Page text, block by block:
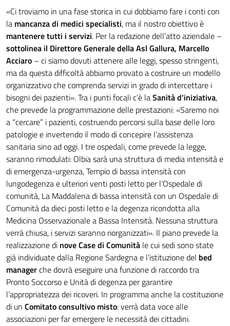
«Ci troviamo in una fase storica in cui dobbiamo fare i conti con
la mancanza di medici specialisti, ma il nostro obiettivo è
mantenere tutti i servizi. Per la redazione dell’atto aziendale –
sottolinea il Direttore Generale della Asl Gallura, Marcello
Acciaro – ci siamo dovuti attenere alle leggi, spesso stringenti,
ma da questa difficoltà abbiamo provato a costruire un modello
organizzativo che comprenda servizi in grado di intercettare i
bisogni dei pazienti». Tra i punti focali c’è laSanità d’iniziativa,
che prevede la programmazione delle prestazioni: «Saremo noi
a “cercare” i pazienti, costruendo percorsi sulla base delle loro
patologie e invertendo il modo di concepire l’assistenza
sanitaria sino ad oggi. I tre ospedali, come prevede la legge,
saranno rimodulati: Olbia sarà una struttura di media intensità e
di emergenza-urgenza, Tempio di bassa intensità con
lungodegenza e ulteriori venti posti letto per l’Ospedale di
comunità, La Maddalena di bassa intensità con un Ospedale di
Comunità da dieci posti letto e la degenza ricondotta alla
Medicina Osservazionale a Bassa Intensità. Nessuna struttura
verrà chiusa, i servizi saranno riorganizzati». Il piano prevede la
realizzazione di nove Case di Comunità le cui sedi sono state
già individuate dalla Regione Sardegna e l’istituzione del bed
managerche dovrà eseguire una funzione di raccordo tra
Pronto Soccorso e Unità di degenza per garantire
l’appropriatezza dei ricoveri. In programma anche la costituzione
di un Comitato consultivo misto: verrà data voce alle
associazioni per far emergere le necessità dei cittadini.